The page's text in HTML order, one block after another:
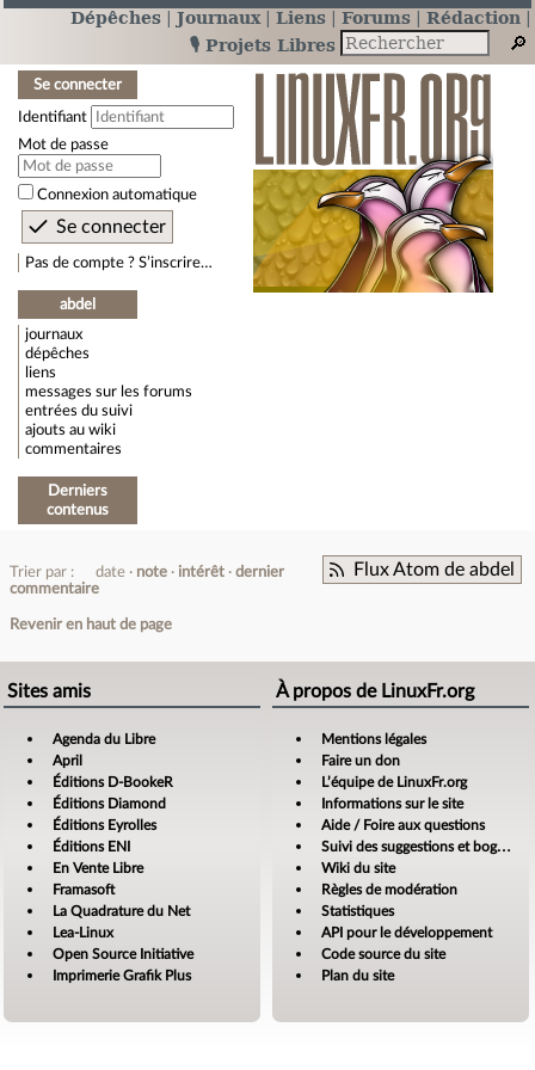
Dépêches Journaux Liens Forums
Rédaction
🎙️ Projets Libres
Se connecter
Identifiant
Mot de passe
Connexion automatique
Pas de compte ? S’inscrire…
abdel
journaux
dépêches
liens
messages sur les forums
entrées du suivi
ajouts au wiki
commentaires
Derniers
contenus
Flux Atom de abdel
Trier par : date note intérêt
dernier
commentaire
Revenir en haut de page
Sites amis
Agenda du Libre
April
Éditions D-BookeR
Éditions Diamond
Éditions Eyrolles
Éditions ENI
En Vente Libre
Framasoft
La Quadrature du Net
Lea-Linux
Open Source Initiative
Imprimerie Grafik Plus
À propos de LinuxFr.org
Mentions légales
Faire un don
L’équipe de LinuxFr.org
Informations sur le site
Aide / Foire aux questions
Suivi des suggestions et bogues
Wiki du site
Règles de modération
Statistiques
API pour le développement
Code source du site
Plan du site